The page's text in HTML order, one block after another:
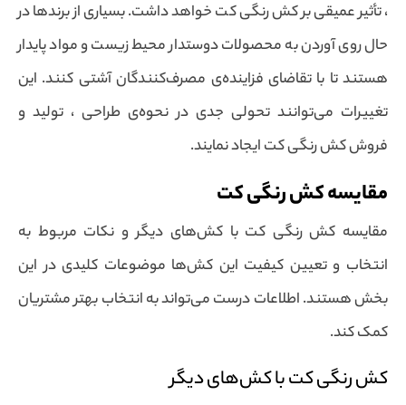
، تأثیر عمیقی بر کش رنگی کت خواهد داشت. بسیاری از برندها در
حال روی آوردن به محصولات دوستدار محیط زیست و مواد پایدار
هستند تا با تقاضای فزاینده‌ی مصرف‌کنندگان آشتی کنند. این
تغییرات می‌توانند تحولی جدی در نحوه‌ی طراحی ، تولید و
فروش کش رنگی کت ایجاد نمایند.
مقایسه کش رنگی کت
مقایسه کش رنگی کت با کش‌های دیگر و نکات مربوط به
انتخاب و تعیین کیفیت این کش‌ها موضوعات کلیدی در این
بخش هستند. اطلاعات درست می‌تواند به انتخاب بهتر مشتریان
کمک کند.
کش رنگی کت با کش‌های دیگر